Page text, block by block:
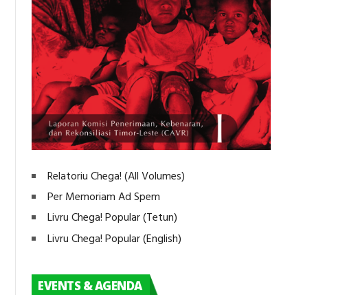
Relatoriu Chega! (All Volumes)
Per Memoriam Ad Spem
Livru Chega! Popular (Tetun)
Livru Chega! Popular (English)
EVENTS & AGENDA